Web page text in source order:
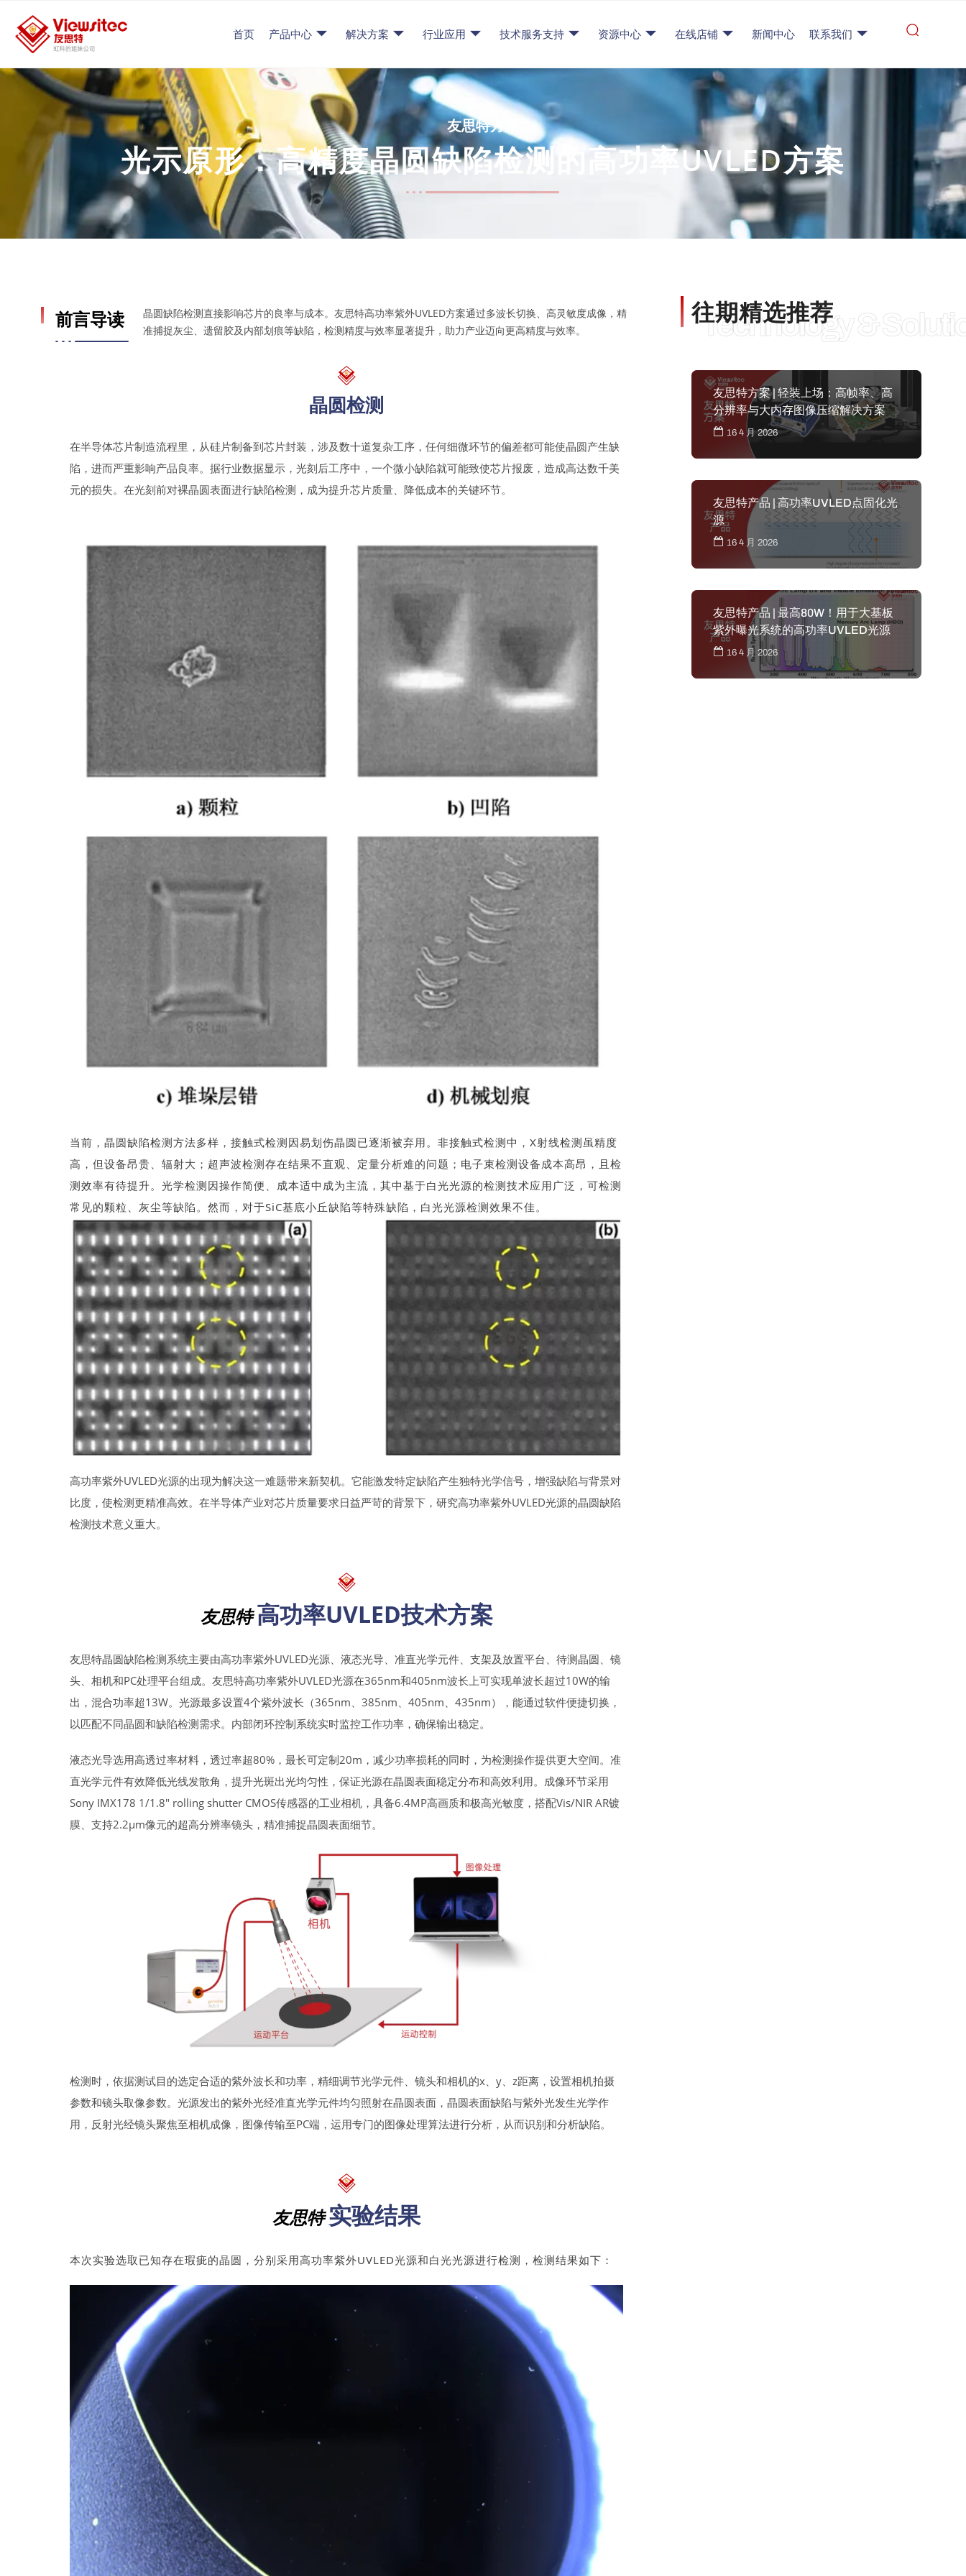
首页 产品中心 解决方案 行业应用 技术服务支持 资源中心 在线店铺 新闻中心 联系我们
友思特方案
光示原形：高精度晶圆缺陷检测的高功率UVLED方案
前言导读
晶圆缺陷检测直接影响芯片的良率与成本。友思特高功率紫外UVLED方案通过多波长切换、高灵敏度成像，精
准捕捉灰尘、遗留胶及内部划痕等缺陷，检测精度与效率显著提升，助力产业迈向更高精度与效率。
晶圆检测
在半导体芯片制造流程里，从硅片制备到芯片封装，涉及数十道复杂工序，任何细微环节的偏差都可能使晶圆产生缺
陷，进而严重影响产品良率。据行业数据显示，光刻后工序中，一个微小缺陷就可能致使芯片报废，造成高达数千美
元的损失。在光刻前对裸晶圆表面进行缺陷检测，成为提升芯片质量、降低成本的关键环节。
当前，晶圆缺陷检测方法多样，接触式检测因易划伤晶圆已逐渐被弃用。非接触式检测中，X射线检测虽精度
高，但设备昂贵、辐射大；超声波检测存在结果不直观、定量分析难的问题；电子束检测设备成本高昂，且检
测效率有待提升。光学检测因操作简便、成本适中成为主流，其中基于白光光源的检测技术应用广泛，可检测
常见的颗粒、灰尘等缺陷。然而，对于SiC基底小丘缺陷等特殊缺陷，白光光源检测效果不佳。
高功率紫外UVLED光源的出现为解决这一难题带来新契机。它能激发特定缺陷产生独特光学信号，增强缺陷与背景对
比度，使检测更精准高效。在半导体产业对芯片质量要求日益严苛的背景下，研究高功率紫外UVLED光源的晶圆缺陷
检测技术意义重大。
友思特高功率UVLED技术方案
友思特晶圆缺陷检测系统主要由高功率紫外UVLED光源、液态光导、准直光学元件、支架及放置平台、待测晶圆、镜
头、相机和PC处理平台组成。友思特高功率紫外UVLED光源在365nm和405nm波长上可实现单波长超过10W的输
出，混合功率超13W。光源最多设置4个紫外波长（365nm、385nm、405nm、435nm），能通过软件便捷切换，
以匹配不同晶圆和缺陷检测需求。内部闭环控制系统实时监控工作功率，确保输出稳定。
液态光导选用高透过率材料，透过率超80%，最长可定制20m，减少功率损耗的同时，为检测操作提供更大空间。准
直光学元件有效降低光线发散角，提升光斑出光均匀性，保证光源在晶圆表面稳定分布和高效利用。成像环节采用
Sony IMX178 1/1.8″ rolling shutter CMOS传感器的工业相机，具备6.4MP高画质和极高光敏度，搭配Vis/NIR AR镀
膜、支持2.2μm像元的超高分辨率镜头，精准捕捉晶圆表面细节。
检测时，依据测试目的选定合适的紫外波长和功率，精细调节光学元件、镜头和相机的x、y、z距离，设置相机拍摄
参数和镜头取像参数。光源发出的紫外光经准直光学元件均匀照射在晶圆表面，晶圆表面缺陷与紫外光发生光学作
用，反射光经镜头聚焦至相机成像，图像传输至PC端，运用专门的图像处理算法进行分析，从而识别和分析缺陷。
友思特实验结果
本次实验选取已知存在瑕疵的晶圆，分别采用高功率紫外UVLED光源和白光光源进行检测，检测结果如下：
Technology &
往期精选推荐
友思特方案 | 轻装上场：高帧率、高
分辨率与大内存图像压缩解决方案
16 4 月 2026
友思特产品 | 高功率UVLED点固化光
源
16 4 月 2026
友思特产品 | 最高80W！用于大基板
紫外曝光系统的高功率UVLED光源
16 4 月 2026